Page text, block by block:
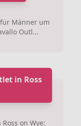
Männer um
Outl...
in Ross
Ross on Wye: